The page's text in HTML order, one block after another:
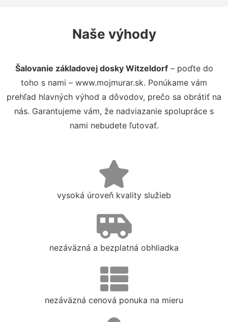
Naše výhody
Šalovanie základovej dosky Witzeldorf– poďte do
toho s nami – www.mojmurar.sk. Ponúkame vám
prehľad hlavných výhod a dôvodov, prečo sa obrátiť na
nás. Garantujeme vám, že nadviazanie spolupráce s
nami nebudete ľutovať.
vysoká úroveň kvality služieb
nezáväzná a bezplatná obhliadka
nezáväzná cenová ponuka na mieru